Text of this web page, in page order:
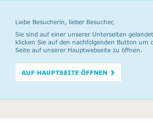
Liebe Besucherin, lieber Besucher,
Sie sind auf einer unserer Unterseiten
klicken Sie auf den nachfolgenden Button um
Seite auf unserer Hauptwebseite zu öffnen.
AUF HAUPTSEITE ÖFFNEN